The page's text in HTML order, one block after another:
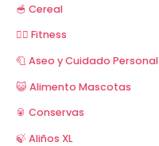
🥣 Cereal
🏋️‍♂️ Fitness
🧻 Aseo y Cuidado Personal
😺 Alimento Mascotas
🥫 Conservas
🍃 Aliños XL